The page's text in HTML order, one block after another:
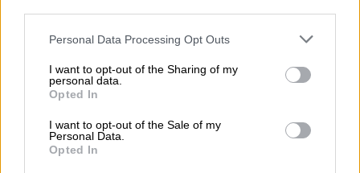
Please note that this website/app uses one or more Google
not limited to your visit or usage behaviour. You may click to
grant or deny consent to Google and its third-party tags to
use your data for below specified purposes in below Google
consent section.
Personal Data Processing Opt Outs
I want to opt-out of the Sharing of my
personal data.
Opted In
I want to opt-out of the Sale of my
Personal Data.
Opted In
Ο πρωτότοκος γιος της οικογένειας
ξέσπασε και έδωσε «στεγνά» τη μητέρα του,
συμπεριφορά απέναντι στη σύζυγό του πριν
και μετά τον γάμο τους